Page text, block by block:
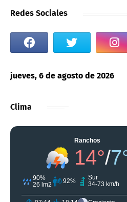
Redes Sociales
jueves, 6 de agosto de 2026
Clima